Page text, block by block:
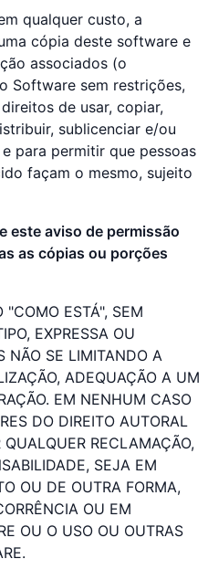
qualquer custo, a
cópia deste software e
associados (o
Software sem restrições,
de usar, copiar,
sublicenciar e/ou
para permitir que pessoas
façam o mesmo, sujeito
este aviso de permissão
as cópias ou porções
"COMO ESTÁ", SEM
EXPRESSA OU
NÃO SE LIMITANDO A
ADEQUAÇÃO A UM
EM NENHUM CASO
DO DIREITO AUTORAL
QUALQUER RECLAMAÇÃO,
SEJA EM
OU DE OUTRA FORMA,
OU EM
OU O USO OU OUTRAS